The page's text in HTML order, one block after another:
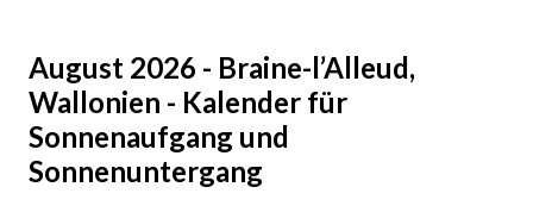
August 2026 - Braine-l’Alleud,
Wallonien - Kalender für
Sonnenaufgang und
Sonnenuntergang